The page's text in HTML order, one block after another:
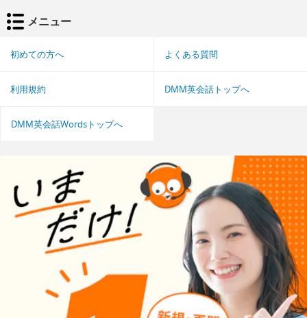
メニュー
初めての方へ よくある質問
利用規約 DMM英会話トップへ
DMM英会話Wordsトップへ